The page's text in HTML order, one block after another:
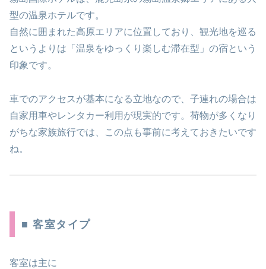
型の温泉ホテルです。
自然に囲まれた高原エリアに位置しており、観光地を巡る
というよりは「温泉をゆっくり楽しむ滞在型」の宿という
印象です。
車でのアクセスが基本になる立地なので、子連れの場合は
自家用車やレンタカー利用が現実的です。荷物が多くなり
がちな家族旅行では、この点も事前に考えておきたいです
ね。
■ 客室タイプ
客室は主に